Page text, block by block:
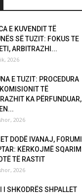
E KUVENDIT TË
SË TUZIT: FOKUS TE
ARBITRAZHI...
2026
E TUZIT: PROCEDURA
TË
KA PËRFUNDUAR,
2026
DODË IVANAJ, FORUMI
KËRKOJMË SQARIM
TË RASTIT
2026
I SHKODRËS SHPALLET